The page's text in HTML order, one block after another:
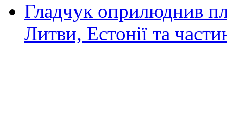
Гладчук оприлюднив
Литви, Естонії та